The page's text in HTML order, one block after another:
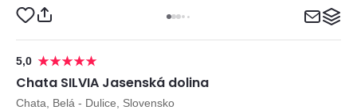
5,0
Chata SILVIA Jasenská dolina
Chata, Belá - Dulice, Slovensko